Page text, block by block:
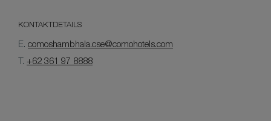
KONTAKTDETAILS
E. comoshambhala.cse@comohotels.com
T. +62 361 97 8888